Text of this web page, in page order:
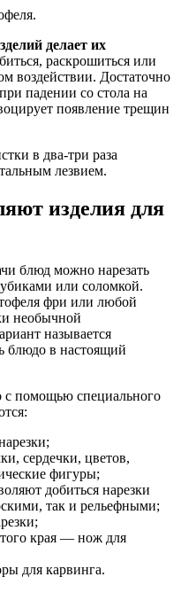
делает их
раскрошиться или
воздействии. Достаточно
падении со стола на
появление трещин
в два-три раза
лезвием.
изделия для
блюд можно нарезать
или соломкой.
фри или любой
необычной
называется
блюдо в настоящий
с помощью специального
сердечки, цветов,
фигуры;
добиться нарезки
так и рельефными;
края — нож для
для карвинга.